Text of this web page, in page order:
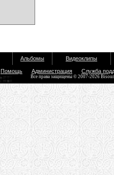
Альбомы Видеоклипы
Помощь Администрация Служба
Все права защищены © 2007-2026